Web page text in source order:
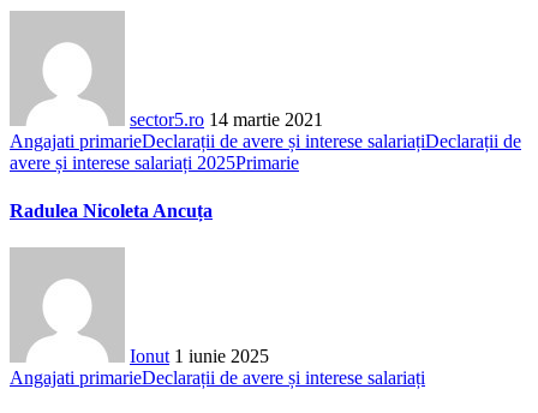
sector5.ro 14 martie 2021
Angajati primarieDeclarații de avere și interese salariațiDeclarații de
avere și interese salariați 2025Primarie
Radulea Nicoleta Ancuța
Ionut 1 iunie 2025
Angajati primarieDeclarații de avere și interese salariați